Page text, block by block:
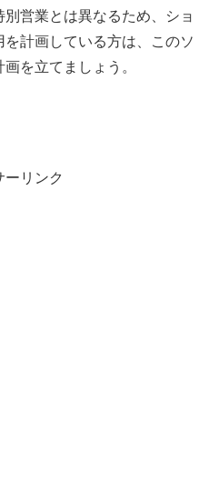
営業とは異なるため、ショ
計画している方は、このソ
を立てましょう。
ーリンク